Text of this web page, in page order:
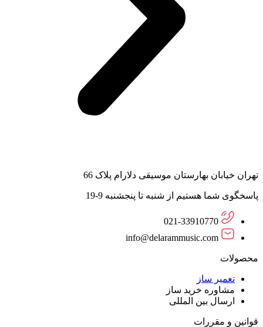
تهران خیابان بهارستان موسیقی دلارام پلاک 66
پاسخگوی شما هستیم از شنبه تا پنجشنبه 9-19
021-33910770
info@delarammusic.com
محصولات
تعمیر ساز
مشاوره خرید ساز
ارسال بین المللی
قوانین و مقررات